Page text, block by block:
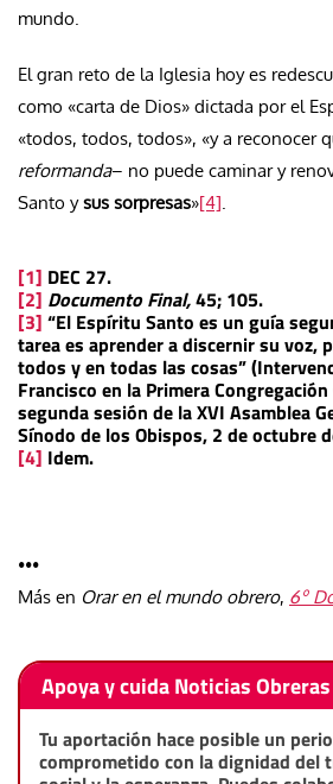
mundo.
El gran reto de la Iglesia hoy es
como «carta de Dios» dictada por el
«todos, todos, todos», «y a reconocer
reformanda– no puede caminar y
Santo ysus sorpresas»[4].
[1] DEC 27.
[2] Documento Final,45; 105.
[3] “El Espíritu Santo es un guía
tarea es aprender adiscernir su voz,
todos y en todas las cosas”
Francisco en la Primera
segunda sesión de la XVI Asamblea
Sínodo de los Obispos, 2 de octubre
[4] Idem.
•••
Más en Orar en el mundo obrero, 6º
Apoya y cuida Noticias Obreras
Tu aportación hace posible un
comprometido con la dignidad del